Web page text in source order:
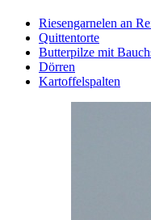
Riesengarnelen an
Quittentorte
Butterpilze mit
Dörren
Kartoffelspalten